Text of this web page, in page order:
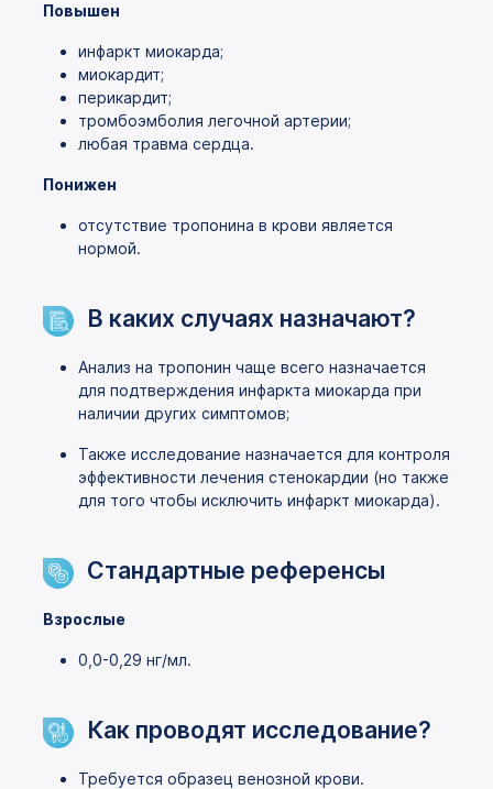
Повышен
инфаркт миокарда;
миокардит;
перикардит;
тромбоэмболия легочной артерии;
любая травма сердца.
Понижен
отсутствие тропонина в крови является
нормой.
В каких случаях назначают?
Анализ на тропонин чаще всего назначается
для подтверждения инфаркта миокарда при
наличии других симптомов;
Также исследование назначается для контроля
эффективности лечения стенокардии (но также
для того чтобы исключить инфаркт миокарда).
Стандартные референсы
Взрослые
0,0-0,29 нг/мл.
Как проводят исследование?
Требуется образец венозной крови.